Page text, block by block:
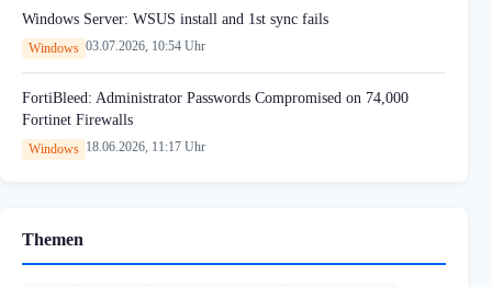
Windows Server: WSUS install and 1st sync fails
Windows 03.07.2026, 10:54 Uhr
FortiBleed: Administrator Passwords Compromised on 74,000
Fortinet Firewalls
Windows 18.06.2026, 11:17 Uhr
Themen